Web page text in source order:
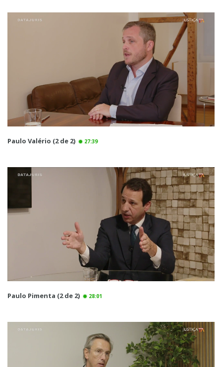
Paulo Valério (2 de 2) 27:39
Paulo Pimenta (2 de 2) 28:01